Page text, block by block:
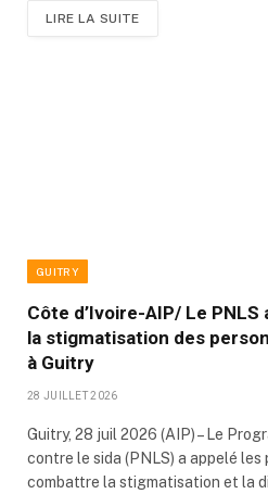
LIRE LA SUITE
GUITRY
Côte d’Ivoire-AIP/ Le
la stigmatisation des
à Guitry
28 JUILLET 2026
Guitry, 28 juil 2026 (AIP) – Le
contre le sida (PNLS) a appelé les
combattre la stigmatisation et la